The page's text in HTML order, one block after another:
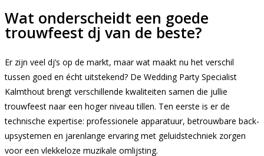
Wat onderscheidt een goede
trouwfeest dj van de beste?
Er zijn veel dj’s op de markt, maar wat maakt nu het verschil
tussen goed en écht uitstekend? De Wedding Party Specialist
Kalmthout brengt verschillende kwaliteiten samen die jullie
trouwfeest naar een hoger niveau tillen. Ten eerste is er de
technische expertise: professionele apparatuur, betrouwbare back-
upsystemen en jarenlange ervaring met geluidstechniek zorgen
voor een vlekkeloze muzikale omlijsting.